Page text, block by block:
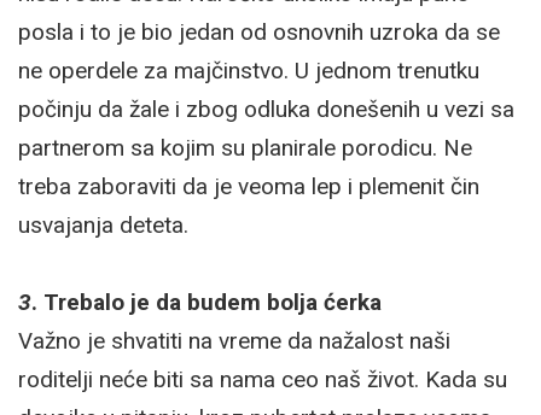
posla i to je bio jedan od osnovnih uzroka da se
ne operdele za majčinstvo. U jednom trenutku
počinju da žale i zbog odluka donešenih u vezi sa
partnerom sa kojim su planirale porodicu. Ne
treba zaboraviti da je veoma lep i plemenit čin
usvajanja deteta.
3. Trebalo je da budem bolja ćerka
Važno je shvatiti na vreme da nažalost naši
roditelji neće biti sa nama ceo naš život. Kada su